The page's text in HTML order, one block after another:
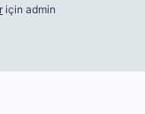
için admin